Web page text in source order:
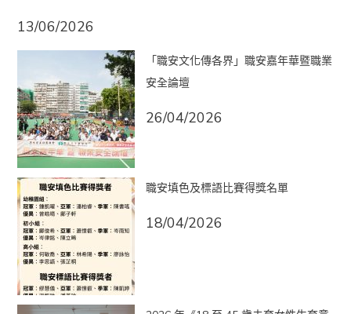
13/06/2026
「職安文化傳各界」職安嘉年華暨職業
安全論壇
26/04/2026
職安填色及標語比賽得獎名單
18/04/2026